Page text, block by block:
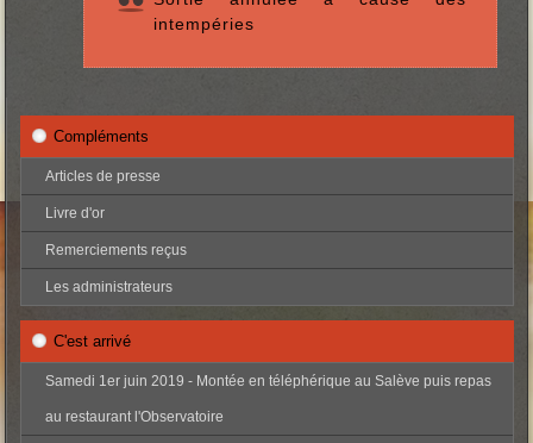
intempéries
Compléments
Articles de presse
Livre d'or
Remerciements reçus
Les administrateurs
C'est arrivé
Samedi 1er juin 2019 - Montée en téléphérique au Salève puis repas
au restaurant l'Observatoire